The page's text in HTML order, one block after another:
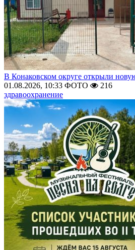
В Конаковском округе открыли
01.08.2026, 10:33 ФОТО
216
здравоохранение